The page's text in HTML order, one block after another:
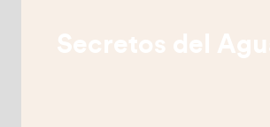
Secretos del